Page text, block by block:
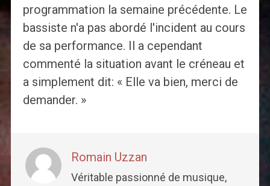
programmation la semaine précédente. Le
bassiste n'a pas abordé l'incident au cours
de sa performance. Il a cependant
commenté la situation avant le créneau et
a simplement dit: « Elle va bien, merci de
demander. »
Romain Uzzan
Véritable passionné de musique,